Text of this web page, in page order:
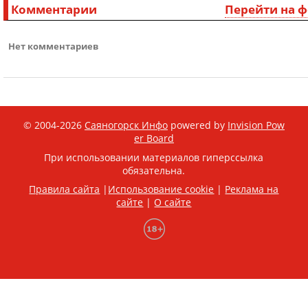
Перейти на
Комментарии
Нет комментариев
© 2004-2026 Саяногорск Инфо powered by Invision Pow
er Board
При использовании материалов гиперссылка
обязательна.
Правила сайта | Использование cookie | Реклама на
сайте |О сайте